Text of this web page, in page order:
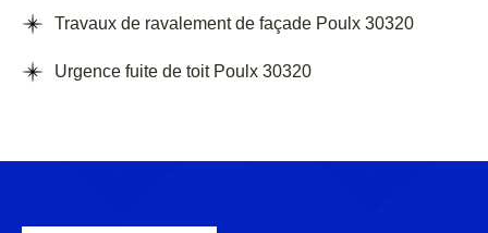
Travaux de ravalement de façade Poulx 30320
Urgence fuite de toit Poulx 30320